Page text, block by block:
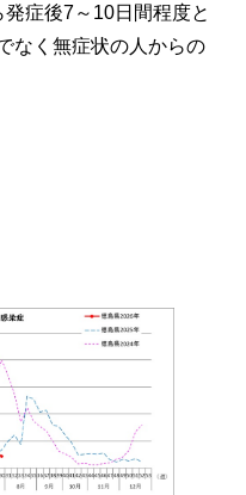
症後7～10日間程度と
なく無症状の人からの